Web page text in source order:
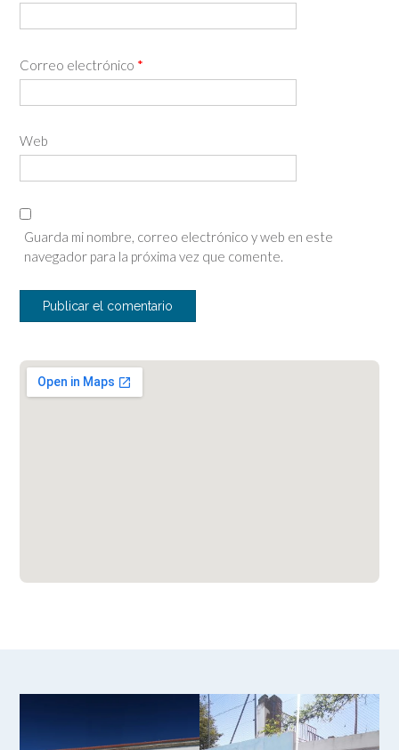
Correo electrónico *
Web
Guarda mi nombre, correo electrónico y web en este
navegador para la próxima vez que comente.